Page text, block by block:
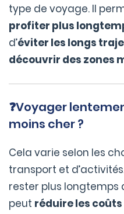
type de voyage. Il
profiter plus
d’éviter les longs
découvrir des zones
❓Voyager
moins cher ?
Cela varie selon les
transport et
rester plus longtemps
peut réduire les